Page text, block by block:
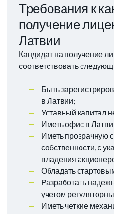
Требования к
получение
Латвии
Кандидат на получение
соответствовать
Быть
в Латвии;
Уставный капитал
Иметь офис в
Иметь прозрачную
собственности, с
владения
Обладать
Разработать
учетом
Иметь четкие